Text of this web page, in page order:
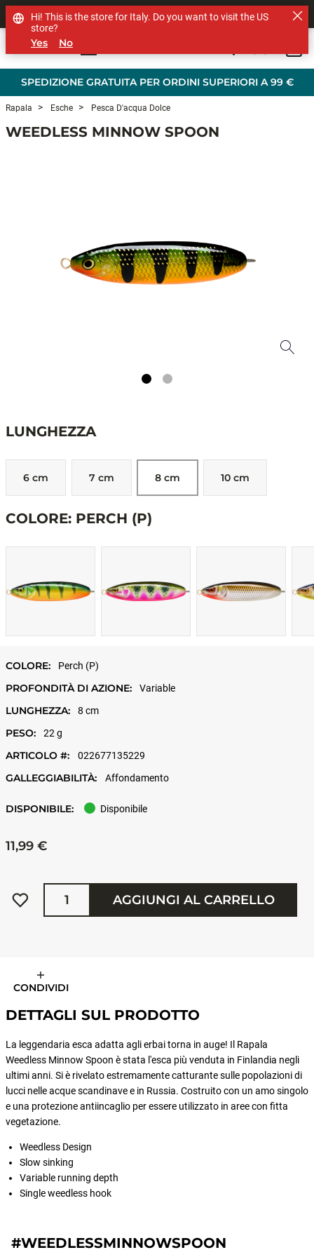
SPEDIZIONE GRATUITA PER ORDINI SUPERIORI A 99 €
SHOP OTHER BRANDS
Rapala Esche Pesca D'acqua Dolce
WEEDLESS MINNOW SPOON
LUNGHEZZA
6 cm 7 cm 8 cm 10 cm
COLORE: PERCH (P)
COLORE: Perch (P)
PROFONDITÀ DI AZIONE: Variable
LUNGHEZZA: 8 cm
PESO: 22 g
ARTICOLO #: 022677135229
GALLEGGIABILITÀ: Affondamento
DISPONIBILE: Disponibile
11,99 €
Quantità
AGGIUNGI AL CARRELLO
CONDIVIDI
DETTAGLI SUL PRODOTTO
La leggendaria esca adatta agli erbai torna in auge! Il Rapala
Weedless Minnow Spoon è stata l'esca più venduta in Finlandia negli
ultimi anni. Si è rivelato estremamente catturante sulle popolazioni di
lucci nelle acque scandinave e in Russia. Costruito con un amo singolo
e una protezione antiincaglio per essere utilizzato in aree con fitta
vegetazione.
Weedless Design
Slow sinking
Variable running depth
Single weedless hook
#WEEDLESSMINNOWSPOON
Hi! This is the store for Italy. Do you want to visit the US
store?
Yes No